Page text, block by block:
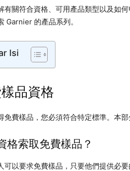
有關符合資格、可用產品類型以及如
Garnier 的產品系列。
Isi
品資格
免費樣品，您必須符合特定標準。本
格索取免費樣品？
可以要求免費樣品，只要他們提供必要